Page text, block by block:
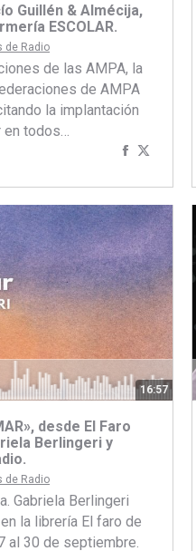
Guillén & Almécija,
ESCOLAR.
de Radio
de las AMPA, la
de AMPA
la implantación
todos…
Compartir
Facebook
Twitter
16:57
desde El Faro
Berlingeri y
de Radio
Gabriela Berlingeri
la librería El faro de
al 30 de septiembre.